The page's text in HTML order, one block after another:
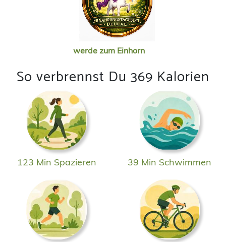
werde zum Einhorn
So verbrennst Du 369 Kalorien
123 Min Spazieren 39 Min Schwimmen